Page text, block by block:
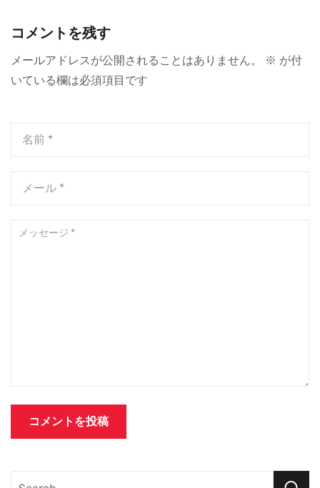
コメントを残す
メールアドレスが公開されることはありません。 ※ が付
いている欄は必須項目です